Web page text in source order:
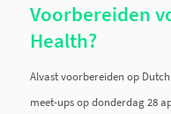
Voorbereiden
Health?
Alvast voorbereiden op
meet-ups op donderdag 28